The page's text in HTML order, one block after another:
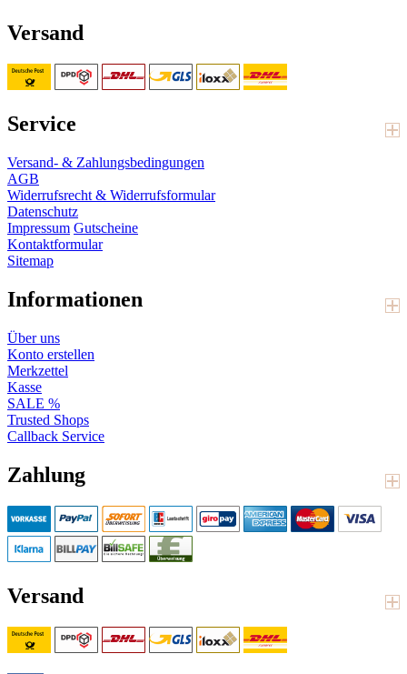
Versand
Service
Versand- & Zahlungsbedingungen
AGB
Widerrufsrecht & Widerrufsformular
Datenschutz
Impressum Gutscheine
Kontaktformular
Sitemap
Informationen
Über uns
Konto erstellen
Merkzettel
Kasse
SALE %
Trusted Shops
Callback Service
Zahlung
Versand